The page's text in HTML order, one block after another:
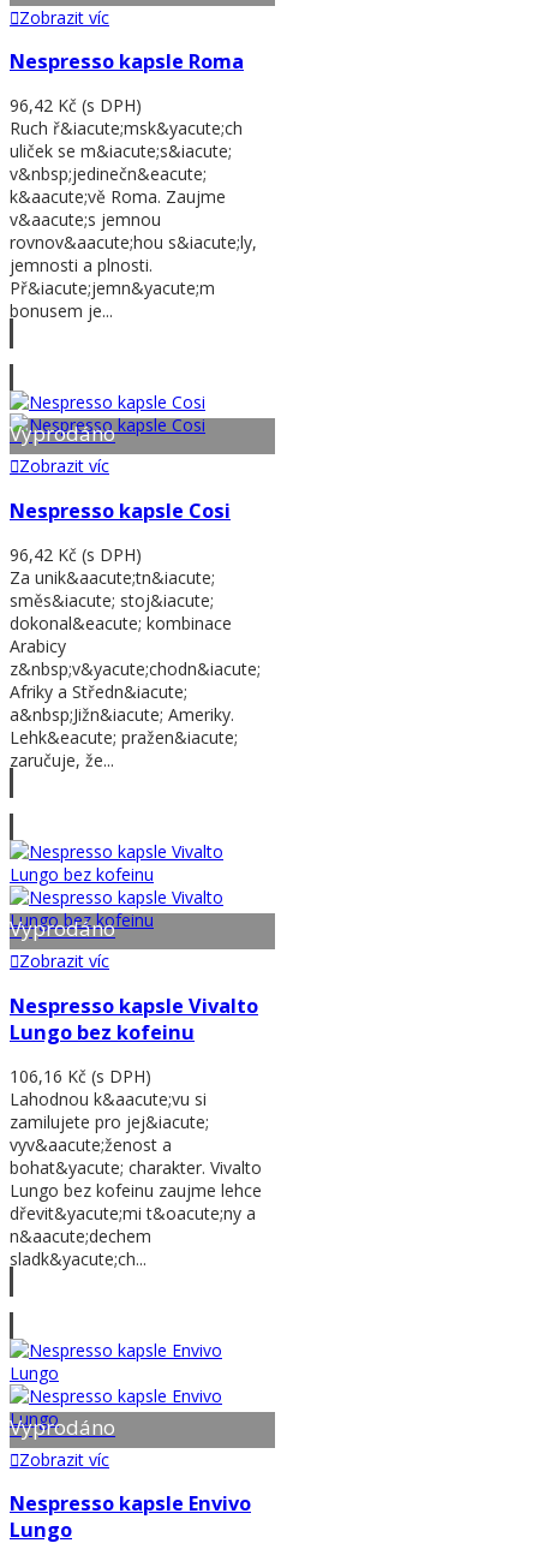
Zobrazit víc
Nespresso kapsle Roma
96,42 Kč (s DPH)
Ruch ř&iacute;msk&yacute;ch
uliček se m&iacute;s&iacute;
v&nbsp;jedinečn&eacute;
k&aacute;vě Roma. Zaujme
v&aacute;s jemnou
rovnov&aacute;hou s&iacute;ly,
jemnosti a plnosti.
Př&iacute;jemn&yacute;m
bonusem je...
Vyprodáno
Zobrazit víc
Nespresso kapsle Cosi
96,42 Kč (s DPH)
Za unik&aacute;tn&iacute;
směs&iacute; stoj&iacute;
dokonal&eacute; kombinace
Arabicy
z&nbsp;v&yacute;chodn&iacute;
Afriky a Středn&iacute;
a&nbsp;Jižn&iacute; Ameriky.
Lehk&eacute; pražen&iacute;
zaručuje, že...
Vyprodáno
Zobrazit víc
Nespresso kapsle Vivalto
Lungo bez kofeinu
106,16 Kč (s DPH)
Lahodnou k&aacute;vu si
zamilujete pro jej&iacute;
vyv&aacute;ženost a
bohat&yacute; charakter. Vivalto
Lungo bez kofeinu zaujme lehce
dřevit&yacute;mi t&oacute;ny a
n&aacute;dechem
sladk&yacute;ch...
Vyprodáno
Zobrazit víc
Nespresso kapsle Envivo
Lungo